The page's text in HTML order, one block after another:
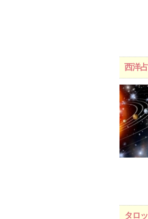
西洋
タロ